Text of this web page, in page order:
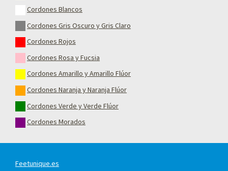
Cordones Blancos
Cordones Gris Oscuro y Gris Claro
Cordones Rojos
Cordones Rosa y Fucsia
Cordones Amarillo y Amarillo Flúor
Cordones Naranja y Naranja Flúor
Cordones Verde y Verde Flúor
Cordones Morados
Feetunique.es